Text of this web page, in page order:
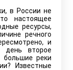
в России не
настоящее
ресурсы,
речного
и
день второе
реки
Известные